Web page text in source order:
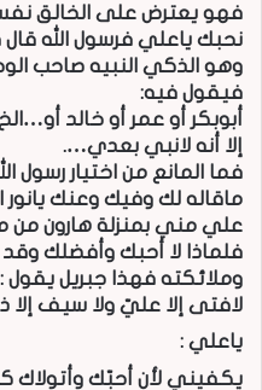
فهو يعترض على الخالق
نحبك ياعلي فرسول الله
وهو الذكي النبيه صاحب
فيقول فيه:
أبوبكر أو عمر أو خالد
إلا أنه لانبي بعدي….
فما المانع من اختيار رسول
ماقاله لك وفيك وعنك يانور
علي مني بمنزلة هارون من
فلماذا لا أحبك وأفضلك
وملائكته فهذا جبريل يقول :
لافتى إلا عليّ ولا سيف إلا
ياعلي :
يكفيني لأن أحبّك